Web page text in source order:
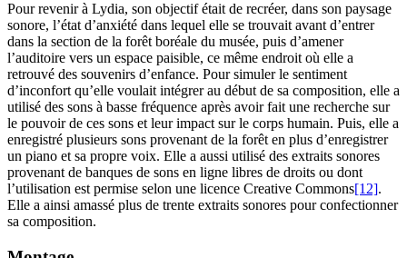
Pour revenir à Lydia, son objectif était de recréer, dans son paysage
sonore, l’état d’anxiété dans lequel elle se trouvait avant d’entrer
dans la section de la forêt boréale du musée, puis d’amener
l’auditoire vers un espace paisible, ce même endroit où elle a
retrouvé des souvenirs d’enfance. Pour simuler le sentiment
d’inconfort qu’elle voulait intégrer au début de sa composition, elle a
utilisé des sons à basse fréquence après avoir fait une recherche sur
le pouvoir de ces sons et leur impact sur le corps humain. Puis, elle a
enregistré plusieurs sons provenant de la forêt en plus d’enregistrer
un piano et sa propre voix. Elle a aussi utilisé des extraits sonores
provenant de banques de sons en ligne libres de droits ou dont
l’utilisation est permise selon une licence Creative Commons[12].
Elle a ainsi amassé plus de trente extraits sonores pour confectionner
sa composition.